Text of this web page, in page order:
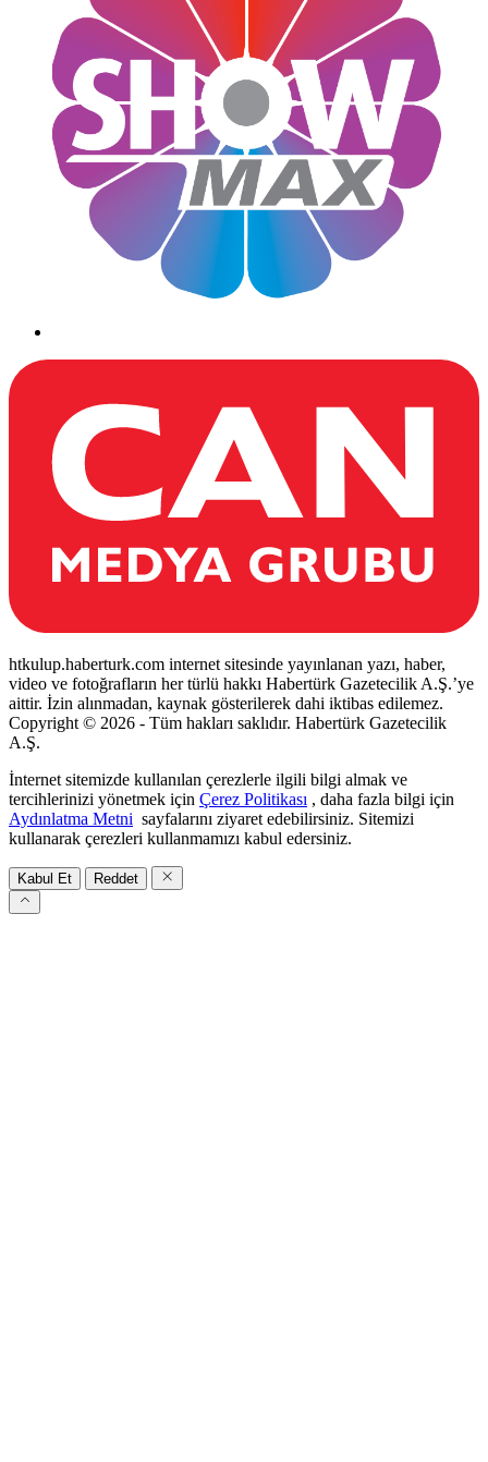
htkulup.haberturk.com internet sitesinde yayınlanan yazı, haber,
video ve fotoğrafların her türlü hakkı Habertürk Gazetecilik A.Ş.’ye
aittir. İzin alınmadan, kaynak gösterilerek dahi iktibas edilemez.
Copyright © 2026 - Tüm hakları saklıdır. Habertürk Gazetecilik
A.Ş.
İnternet sitemizde kullanılan çerezlerle ilgili bilgi almak ve
tercihlerinizi yönetmek için Çerez Politikası , daha fazla bilgi için
Aydınlatma Metni sayfalarını ziyaret edebilirsiniz. Sitemizi
kullanarak çerezleri kullanmamızı kabul edersiniz.
Kabul Et Reddet